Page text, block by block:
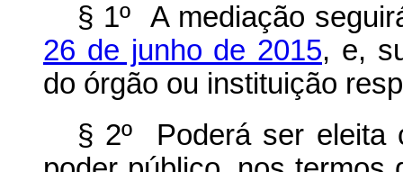
§ 1º A mediação
26 de junho de 2015, e,
do órgão ou instituição
§ 2º Poderá ser eleita